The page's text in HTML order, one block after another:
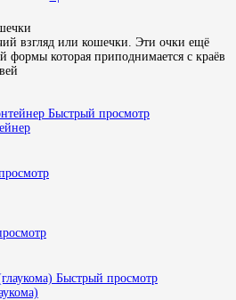
взгляд или кошечки. Эти очки ещё
формы которая приподнимается с краёв
Быстрый просмотр
Быстрый просмотр